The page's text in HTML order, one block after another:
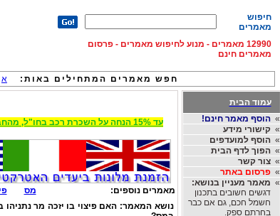
חיפוש
מאמרים
12990 מאמרים - מנוע לחיפוש מאמרים - פרסום
מאמרים חינם
חפש מאמרים המתחילים באות: א
עמוד הבית
»הוסף מאמר חינם!
»קישורי מידע
»הוסף למועדפים
»הפוך לדף הבית
»צור קשר
»פרסום באתר
» מאמר מעניין בנושא:
דגשים חשובים בתכנון
חשמל חכם, גם אם כבר
בחרתם ספק.
עד 15% הנחה על השכרת רכב בחו"ל, מהחברות הגדולות בעולם, לחצו ל Rentingcar
מאמרים נוספים: מס
נושא המאמר: האם פיצוי בו יזכה מר